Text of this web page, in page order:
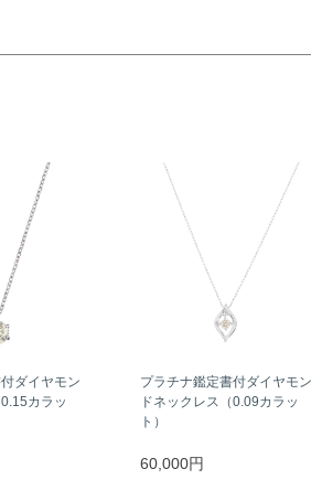
ダイヤモン
カラッ
プラチナ鑑定書付ダイヤモン
ドネックレス（0.09カラッ
ト）
60,000円